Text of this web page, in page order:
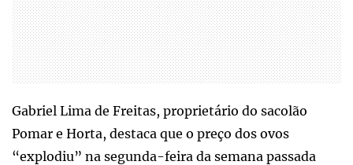
Gabriel Lima de Freitas, proprietário do sacolão
Pomar e Horta, destaca que o preço dos ovos
“explodiu” na segunda-feira da semana passada